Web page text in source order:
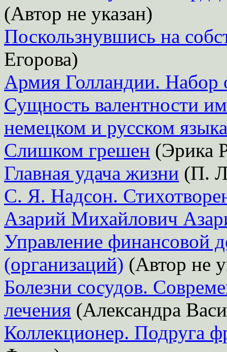
(Автор не указан)
Поскользнувшись на
Егорова)
Армия Голландии. Набор
Сущность валентности
немецком и русском
Слишком грешен (Эрика
Главная удача жизни (П.
С. Я. Надсон.
Азарий Михайлович
Управление финансовой
(организаций) (Автор не
Болезни сосудов.
лечения (Александра
Коллекционер. Подруга